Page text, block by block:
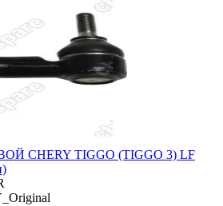
CHERY TIGGO (TIGGO 3) LF